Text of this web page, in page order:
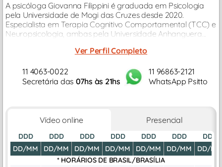
A psicóloga Giovanna Filippini é graduada em Psicologia
pela Universidade de Mogi das Cruzes desde 2020.
Especialista em Terapia Cognitivo Comportamental (TCC) e
Neuropsicologia, ambas pela Universidade Anhanguera...
Ver Perfil Completo
11 4063-0022
Secretária das 07hs às 21hs
11 96863-2121
WhatsApp Psitto
Vídeo online Presencial
DDD
DD/MM
DDD
DD/MM
DDD
DD/MM
DDD
DD/MM
DDD
DD/MM
DDD
DD/MM
DDD
DD/MM
* HORÁRIOS DE BRASIL/BRASÍLIA